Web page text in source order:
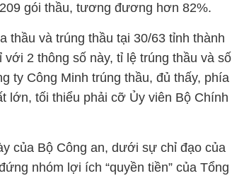
gói thầu, tương đương hơn 82%.
thầu và trúng thầu tại 30/63 tỉnh thành
2 thông số này, tỉ lệ trúng thầu và số
ty Công Minh trúng thầu, đủ thấy, phía
lớn, tối thiểu phải cỡ Ủy viên Bộ Chính
của Bộ Công an, dưới sự chỉ đạo của
nhóm lợi ích “quyền tiền” của Tổng